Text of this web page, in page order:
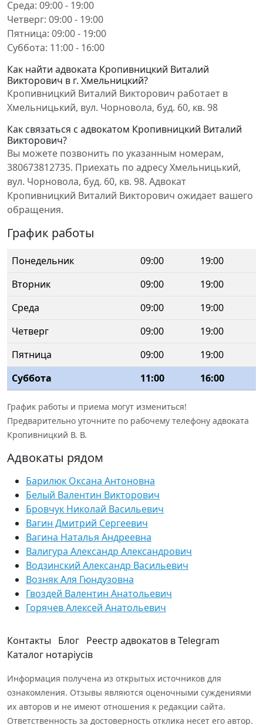
Среда: 09:00 - 19:00
Четверг: 09:00 - 19:00
Пятница: 09:00 - 19:00
Суббота: 11:00 - 16:00
Как найти адвоката Кропивницкий Виталий
Викторович в г. Хмельницкий?
Кропивницкий Виталий Викторович работает в
Хмельницький, вул. Чорновола, буд. 60, кв. 98
Как связаться с адвокатом Кропивницкий Виталий
Викторович?
Вы можете позвонить по указанным номерам,
380673812735. Приехать по адресу Хмельницький,
вул. Чорновола, буд. 60, кв. 98. Адвокат
Кропивницкий Виталий Викторович ожидает вашего
обращения.
График работы
Понедельник 09:00
19:00
Вторник
09:00
19:00
Среда
09:00
19:00
Четверг
09:00
19:00
Пятница
09:00
19:00
Суббота
11:00 16:00
График работы и приема могут измениться!
Предварительно уточните по рабочему телефону адвоката
Кропивницкий В. В.
Адвокаты рядом
Барилюк Оксана Антоновна
Белый Валентин Викторович
Бровчук Николай Васильевич
Вагин Дмитрий Сергеевич
Вагина Наталья Андреевна
Валигура Александр Александрович
Водзинский Александр Васильевич
Возняк Аля Гюндузовна
Гвоздей Валентин Анатольевич
Горячев Алексей Анатольевич
Контакты Блог Реестр адвокатов в Telegram
Каталог нотаріусів
Информация получена из открытых источников для
ознакомления. Отзывы являются оценочными суждениями
их авторов и не имеют отношения к редакции сайта.
Ответственность за достоверность отклика несет его автор.